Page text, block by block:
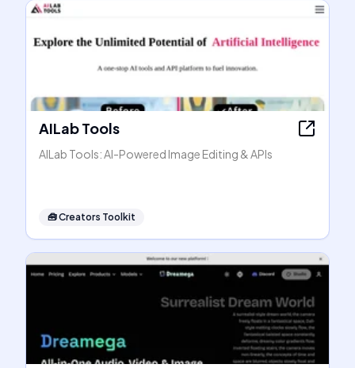
AILab Tools
AILab Tools: AI-Powered Image Editing & APIs
🧰Creators Toolkit